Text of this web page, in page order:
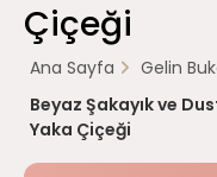
Çiçeği
Ana Sayfa
Gelin
Beyaz Şakayık ve
Yaka Çiçeği